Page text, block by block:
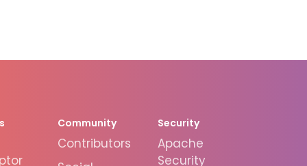
Community
Contributors
Security
Apache
Security